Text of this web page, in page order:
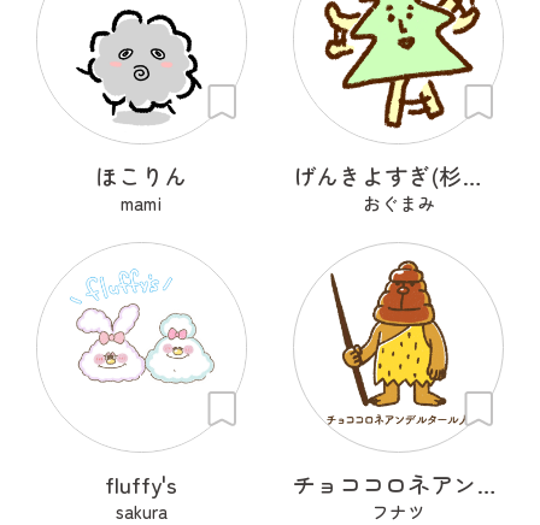
ほこりん
mami
げんきよすぎ(杉の木)
おぐまみ
fluffy's
sakura
チョココロネアンデルタール人
フナツ